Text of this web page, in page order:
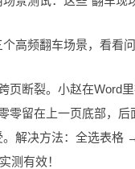
高频翻车场景，看看
页断裂。小赵在Word
零留在上一页底部，后
。解决方法：全选表格
测有效！